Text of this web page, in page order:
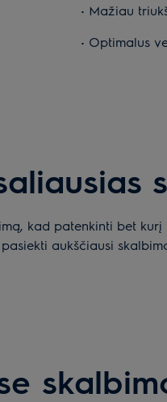
• Mažiau
• Optimalus
kad patenkinti bet
aukščiausi